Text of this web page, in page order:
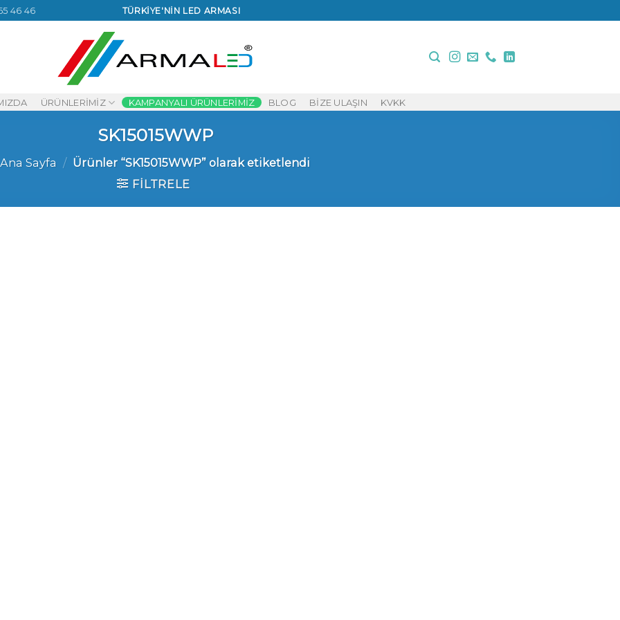
46 46 TÜRKİYE'NİN LED ARMASI
ÜRÜNLERIMIZ KAMPANYALI ÜRÜNLERIMIZ BLOG BIZE ULAŞIN KVKK
SK15015WWP
Ana Sayfa / Ürünler “SK15015WWP” olarak etiketlendi
FILTRELE